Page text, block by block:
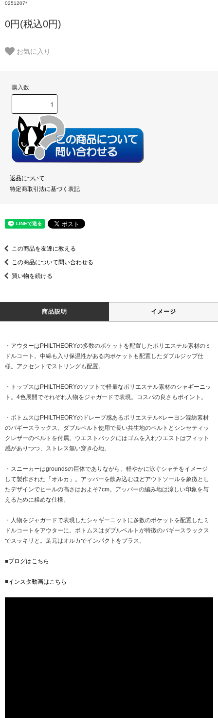
0251207*
0円(税込0円)
お気に入り
購入数
返品について
特定商取引法に基づく表記
この商品を友達に教える
この商品について問い合わせる
買い物を続ける
商品説明 イメージ
・アウターはPHILTHEORYの多数のポケットを配置したポリエステル素材のミ
ドルコート。中綿も入り保温性がある内ポケットも配置したダブルジップ仕
様。アクセントでストリングも配置。
・トップスはPHILTHEORYのソフトで軽量なポリエステル素材のシャギーニッ
ト。4色展開でそれぞれ人物をジャガードで表現。コスパの良さもポイント。
・ボトムスはPHILTHEORYのドレープ感あるポリエステル×レーヨン混紡素材
のバギースラックス。ダブルベルト使用で長い共生地のベルトとシンセティッ
クレザーのベルトを付属。ウエストバックにはゴムを入れウエストはフィット
感がありつつ、ストレス無い穿き心地。
・スニーカーはgroundsの巨体でありながら、軽やかに泳ぐシャチをイメージ
して製作された「オルカ」。アッパーを飲み込むほどアウトソールを象徴とし
たデザインでヒールの高さはおよそ7cm。アッパーの編み地は涼しい印象を与
えるために粗めな仕様。
・人物をジャガードで表現したシャギーニットに多数のポケットを配置したミ
ドルコートをアウターに。ボトムスはダブルベルトが特徴のバギースラックス
でスッキリと。足元はオルカでインパクトをプラス。
■ブログはこちら
■インスタ動画はこちら